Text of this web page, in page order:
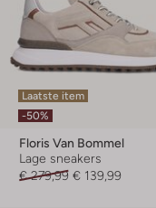
Laatste item
-50%
Floris Van Bommel
Lage sneakers
€ 279,99 € 139,99